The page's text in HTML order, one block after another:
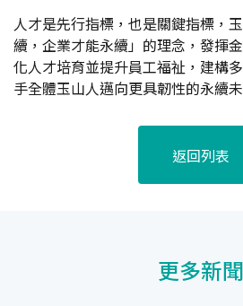
人才是先行指標，也是關鍵指標，
續，企業才能永續」的理念，發揮
化人才培育並提升員工福祉，建構
手全體玉山人邁向更具韌性的永續
返回列表
更多新聞